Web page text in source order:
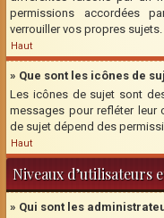
permissions accordées
verrouiller vos propres sujets.
Haut
» Que sont les icônes de
Les icônes de sujet sont
messages pour refléter leur
de sujet dépend des
Haut
Niveaux d’utilisateurs
» Qui sont les